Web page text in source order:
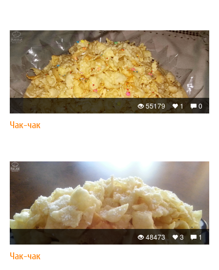
0
1
55179
Чак-чак
1
3
48473
Чак-чак